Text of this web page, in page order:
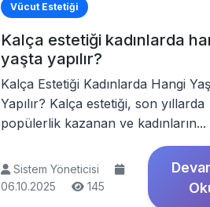
Vücut Estetiği
Kalça estetiği kadınlarda
yaşta yapılır?
Kalça Estetiği Kadınlarda Hangi
Yapılır? Kalça estetiği, son yıllarda
popülerlik kazanan ve kadınların...
Sistem Yöneticisi
06.10.2025
145